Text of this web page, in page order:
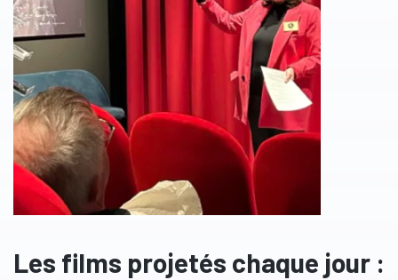
Les films projetés chaque jour :